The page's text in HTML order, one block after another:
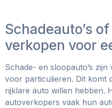
Schadeauto’s
verkopen voor
Schade- en sloopauto’s
voor particulieren. Dit komt
rijklare auto willen hebben.
autoverkopers vaak hun